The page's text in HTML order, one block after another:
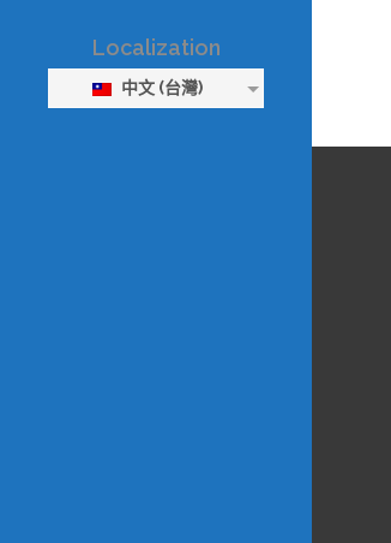
Localization
中文 (台灣)